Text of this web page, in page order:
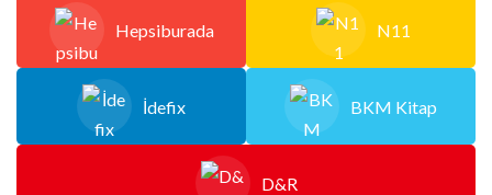
Hepsiburada N11
İdefix BKM Kitap
D&R